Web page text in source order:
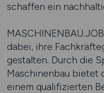
schaffen ein
dabei, ihre
gestalten. Durch die
Maschinenbau bietet
einem qualifizierten